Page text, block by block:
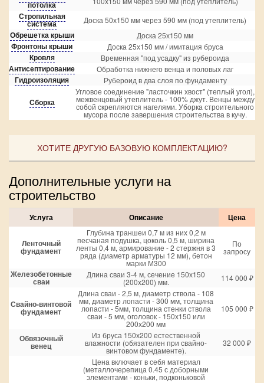
потолка
Стропильная
система Доска 50х150 мм через 590 мм (под утеплитель)
Обрешетка крыши Доска 25х150 мм
Фронтоны крыши Доска 25х150 мм / имитация бруса
Кровля Временная "под усадку" из рубероида
Антисептирование Обработка нижнего венца и половых лаг
Гидроизоляция Рубероид в два слоя по фундаменту
Сборка
Угловое соединение "ласточкин хвост" (теплый угол),
межвенцовый утеплитель - 100% джут. Венцы между
собой скрепляются нагелями. Уборка строительного
мусора после завершения строительства в кучу.
ХОТИТЕ ДРУГУЮ БАЗОВУЮ КОМПЛЕКТАЦИЮ?
Дополнительные услуги на
строительство
Услуга Описание Цена
Ленточный
фундамент
Глубина траншеи 0,7 м из них 0,2 м
песчаная подушка, цоколь 0,5 м, ширина
ленты 0,4 м, армирование - 2 стержня в 3
ряда (диаметр арматуры 12 мм), бетон
марки М300
По
запросу
Железобетонные
сваи
Длина сваи 3-4 м, сечение 150х150
(200х200) мм. 114 000 ₽
Свайно-винтовой
фундамент
Длина сваи - 2,5 м, диаметр ствола - 108
мм, диаметр лопасти - 300 мм, толщина
лопасти - 5мм, толщина стенки ствола
сваи - 5 мм, оголовок - 150х150 или
200х200 мм
105 000 ₽
Обвязочный
венец
Из бруса 150х200 естественной
влажности (обязателен при свайно-
винтовом фундаменте).
32 000 ₽
Цена включает в себя материал
(металлочерепица 0.45 с доборными
элементами - коньки, подконьковой